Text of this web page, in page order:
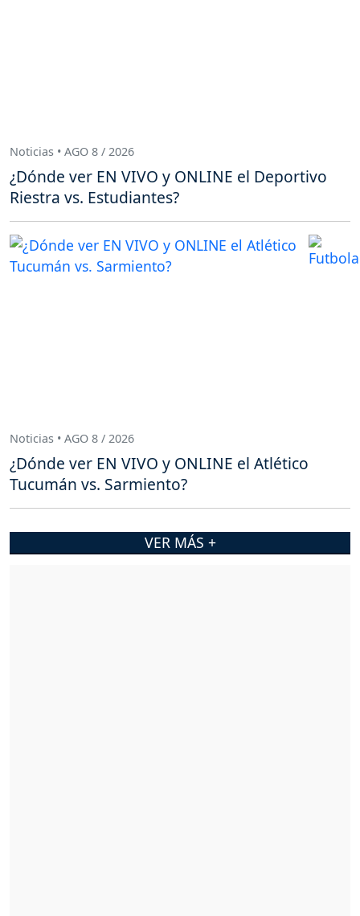
Noticias • AGO 8 / 2026
¿Dónde ver EN VIVO y ONLINE el Deportivo
Riestra vs. Estudiantes?
Noticias • AGO 8 / 2026
¿Dónde ver EN VIVO y ONLINE el Atlético
Tucumán vs. Sarmiento?
VER MÁS +